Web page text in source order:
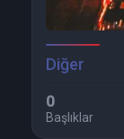
Diğer
0
Başlıklar